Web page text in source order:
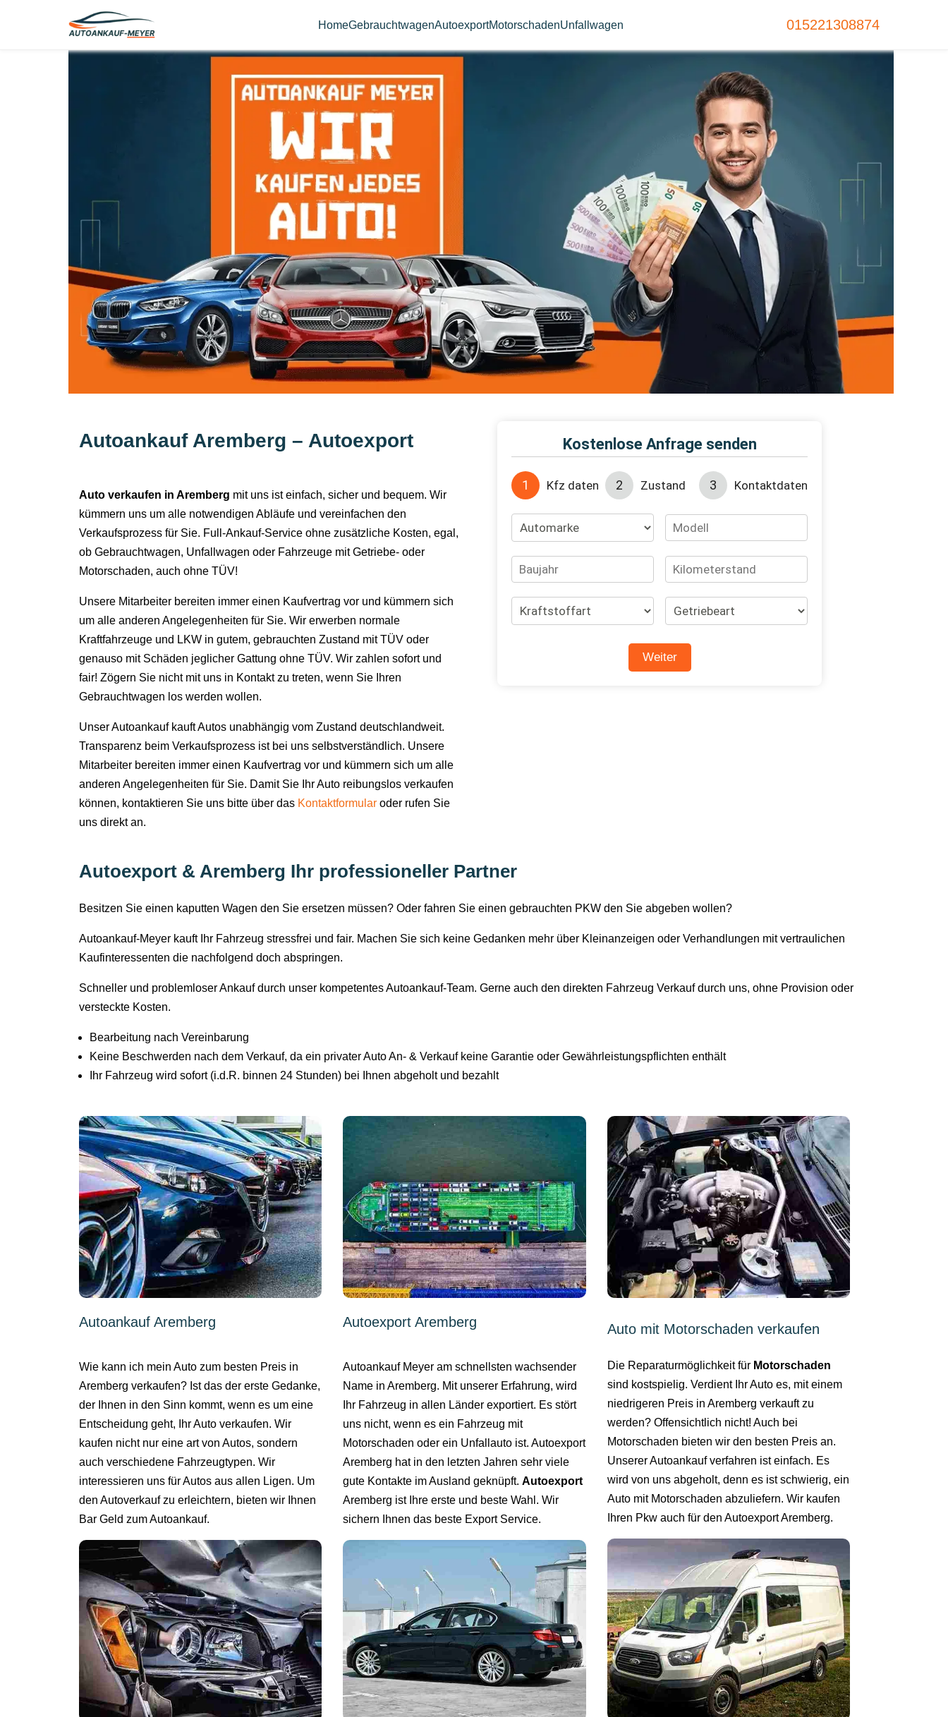
HomeGebrauchtwagenAutoexportMotorschadenUnfallwagen 015221308874
Autoankauf Aremberg – Autoexport
Auto verkaufen in Aremberg mit uns ist einfach, sicher und bequem. Wir
kümmern uns um alle notwendigen Abläufe und vereinfachen den
Verkaufsprozess für Sie. Full-Ankauf-Service ohne zusätzliche Kosten, egal,
ob Gebrauchtwagen, Unfallwagen oder Fahrzeuge mit Getriebe- oder
Motorschaden, auch ohne TÜV!
Unsere Mitarbeiter bereiten immer einen Kaufvertrag vor und kümmern sich
um alle anderen Angelegenheiten für Sie. Wir erwerben normale
Kraftfahrzeuge und LKW in gutem, gebrauchten Zustand mit TÜV oder
genauso mit Schäden jeglicher Gattung ohne TÜV. Wir zahlen sofort und
fair! Zögern Sie nicht mit uns in Kontakt zu treten, wenn Sie Ihren
Gebrauchtwagen los werden wollen.
Unser Autoankauf kauft Autos unabhängig vom Zustand deutschlandweit.
Transparenz beim Verkaufsprozess ist bei uns selbstverständlich. Unsere
Mitarbeiter bereiten immer einen Kaufvertrag vor und kümmern sich um alle
anderen Angelegenheiten für Sie. Damit Sie Ihr Auto reibungslos verkaufen
können, kontaktieren Sie uns bitte über das Kontaktformular oder rufen Sie
uns direkt an.
Autoexport & Aremberg Ihr professioneller Partner
Besitzen Sie einen kaputten Wagen den Sie ersetzen müssen? Oder fahren Sie einen gebrauchten PKW den Sie abgeben wollen?
Autoankauf-Meyer kauft Ihr Fahrzeug stressfrei und fair. Machen Sie sich keine Gedanken mehr über Kleinanzeigen oder Verhandlungen mit vertraulichen
Kaufinteressenten die nachfolgend doch abspringen.
Schneller und problemloser Ankauf durch unser kompetentes Autoankauf-Team. Gerne auch den direkten Fahrzeug Verkauf durch uns, ohne Provision oder
versteckte Kosten.
Bearbeitung nach Vereinbarung
Keine Beschwerden nach dem Verkauf, da ein privater Auto An- & Verkauf keine Garantie oder Gewährleistungspflichten enthält
Ihr Fahrzeug wird sofort (i.d.R. binnen 24 Stunden) bei Ihnen abgeholt und bezahlt
Autoankauf Aremberg
Wie kann ich mein Auto zum besten Preis in
Aremberg verkaufen? Ist das der erste Gedanke,
der Ihnen in den Sinn kommt, wenn es um eine
Entscheidung geht, Ihr Auto verkaufen. Wir
kaufen nicht nur eine art von Autos, sondern
auch verschiedene Fahrzeugtypen. Wir
interessieren uns für Autos aus allen Ligen. Um
den Autoverkauf zu erleichtern, bieten wir Ihnen
Bar Geld zum Autoankauf.
Autoexport Aremberg
Autoankauf Meyer am schnellsten wachsender
Name in Aremberg. Mit unserer Erfahrung, wird
Ihr Fahrzeug in allen Länder exportiert. Es stört
uns nicht, wenn es ein Fahrzeug mit
Motorschaden oder ein Unfallauto ist. Autoexport
Aremberg hat in den letzten Jahren sehr viele
gute Kontakte im Ausland geknüpft.Autoexport
Aremberg ist Ihre erste und beste Wahl. Wir
sichern Ihnen das beste Export Service.
Auto mit Motorschaden verkaufen
Die Reparaturmöglichkeit für Motorschaden
sind kostspielig. Verdient Ihr Auto es, mit einem
niedrigeren Preis in Aremberg verkauft zu
werden? Offensichtlich nicht! Auch bei
Motorschaden bieten wir den besten Preis an.
Unserer Autoankauf verfahren ist einfach. Es
wird von uns abgeholt, denn es ist schwierig, ein
Auto mit Motorschaden abzuliefern. Wir kaufen
Ihren Pkw auch für den Autoexport Aremberg.